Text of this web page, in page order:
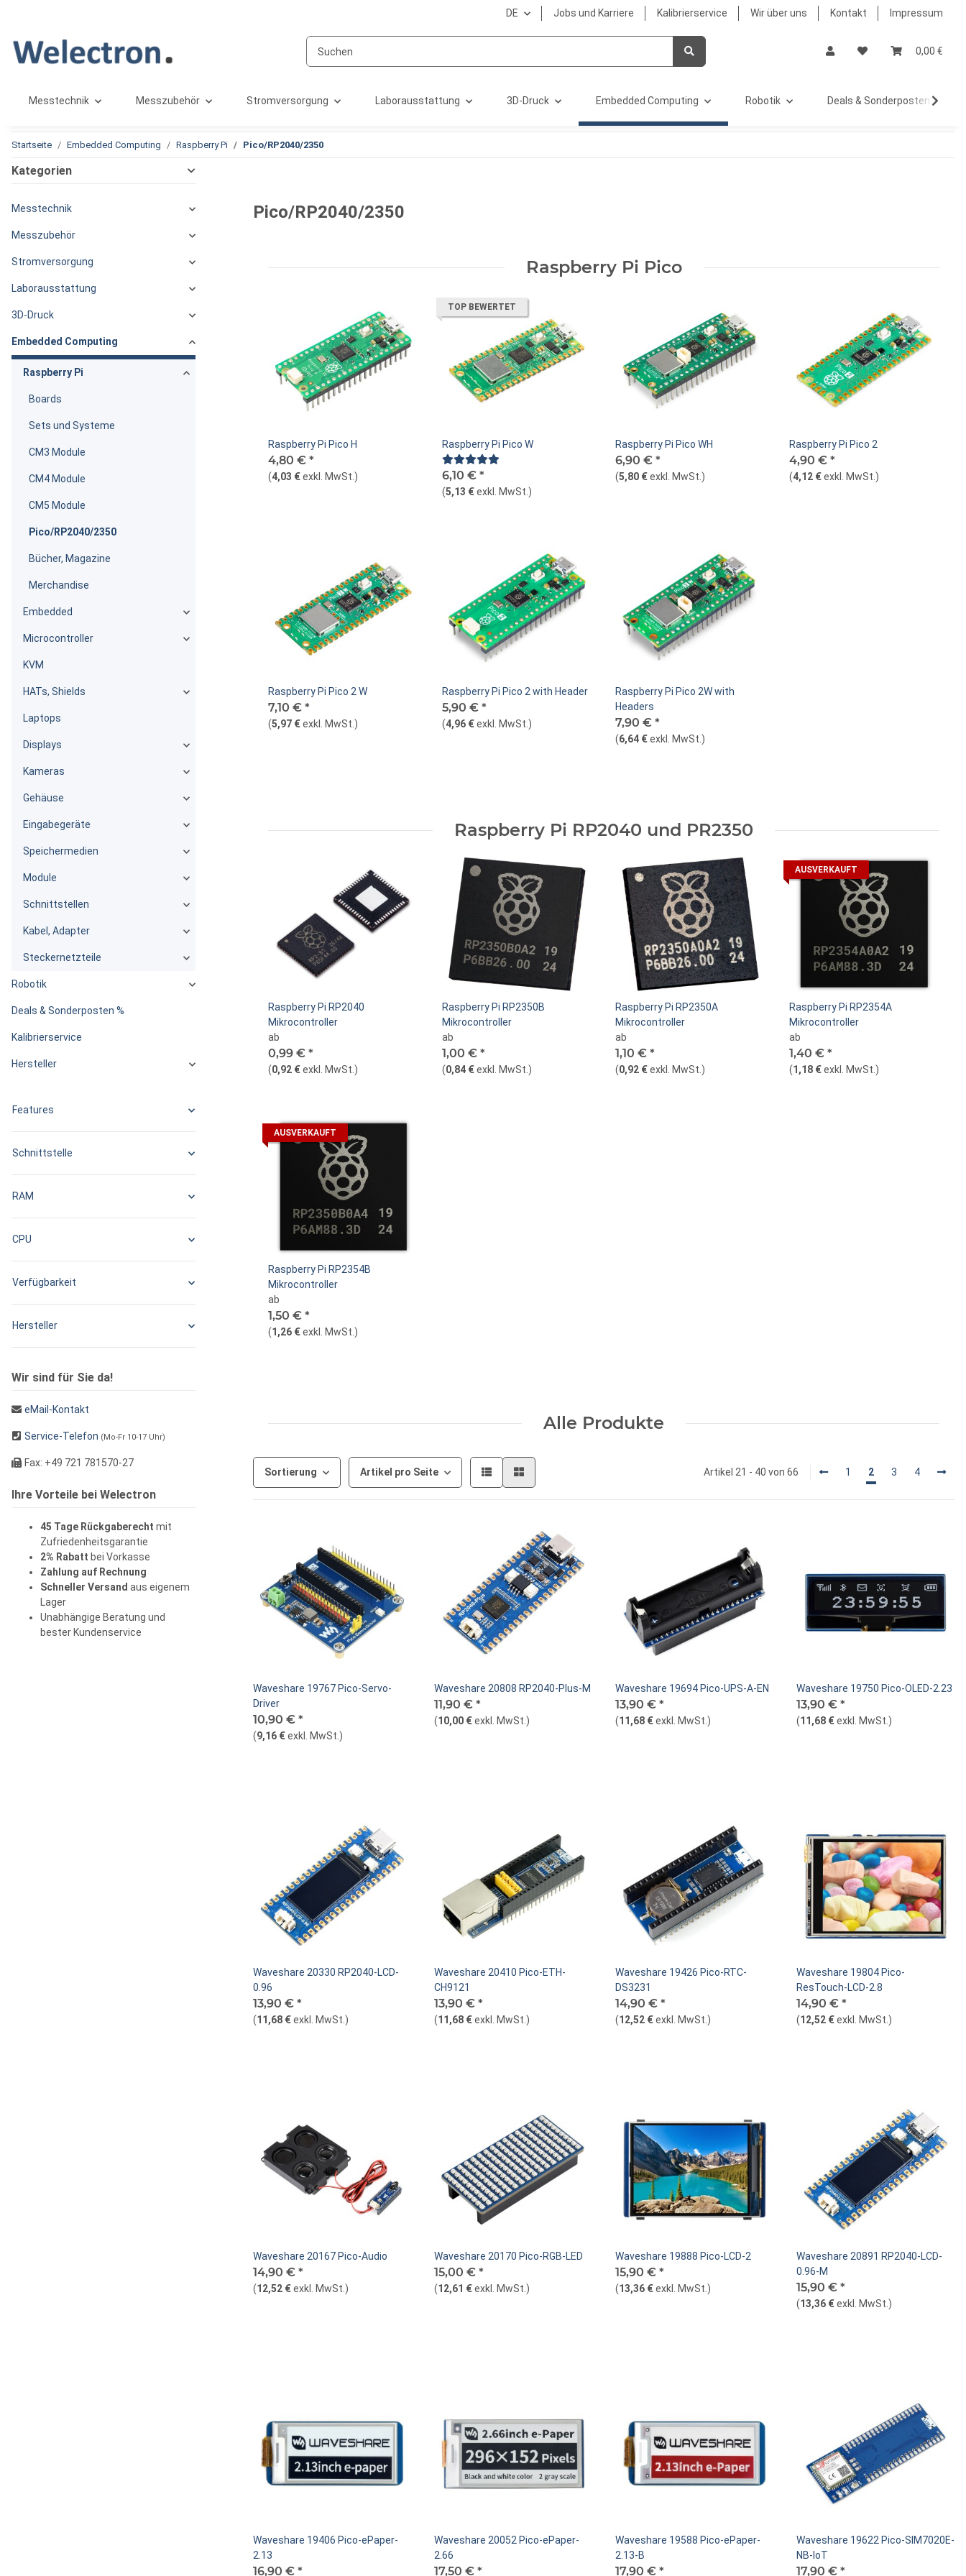
DE Jobs und Karriere Kalibrierservice Wir über uns Kontakt Impressum
0,00 €
Messtechnik Messzubehör Stromversorgung Laborausstattung 3D-Druck Embedded Computing Robotik Deals & Sonderposten %
Startseite Embedded Computing Raspberry Pi Pico/RP2040/2350
Pico/RP2040/2350
Raspberry Pi Pico
Raspberry Pi Pico H
4,80 € *
(4,03 €exkl. MwSt. )
TOP BEWERTET
Raspberry Pi Pico W
6,10 € *
(5,13 € exkl. MwSt. )
Raspberry Pi Pico WH
6,90 € *
(5,80 €exkl. MwSt. )
Raspberry Pi Pico 2
4,90 € *
(4,12 € exkl. MwSt. )
Raspberry Pi Pico 2 W
7,10 € *
(5,97 €exkl. MwSt. )
Raspberry Pi Pico 2 with Header
5,90 € *
(4,96 € exkl. MwSt. )
Raspberry Pi Pico 2W with
Headers
7,90 € *
(6,64 €exkl. MwSt. )
Raspberry Pi RP2040 und PR2350
Raspberry Pi RP2040
Mikrocontroller
ab
0,99 € *
(0,92 €exkl. MwSt. )
Raspberry Pi RP2350B
Mikrocontroller
ab
1,00 € *
(0,84 € exkl. MwSt. )
Raspberry Pi RP2350A
Mikrocontroller
ab
1,10 € *
(0,92 €exkl. MwSt. )
AUSVERKAUFT
Raspberry Pi RP2354A
Mikrocontroller
ab
1,40 € *
(1,18 € exkl. MwSt. )
AUSVERKAUFT
Raspberry Pi RP2354B
Mikrocontroller
ab
1,50 € *
(1,26 €exkl. MwSt. )
Alle Produkte
Sortierung Artikel pro Seite Artikel 21 - 40 von 66 1 2 3 4
Waveshare 19767 Pico-Servo-
Driver
10,90 € *
(9,16 €exkl. MwSt. )
Waveshare 20808 RP2040-Plus-M
11,90 € *
(10,00 €exkl. MwSt. )
Waveshare 19694 Pico-UPS-A-EN
13,90 € *
(11,68 €exkl. MwSt. )
Waveshare 19750 Pico-OLED-2.23
13,90 € *
(11,68 €exkl. MwSt. )
Waveshare 20330 RP2040-LCD-
0.96
13,90 € *
(11,68 €exkl. MwSt. )
Waveshare 20410 Pico-ETH-
CH9121
13,90 € *
(11,68 €exkl. MwSt. )
Waveshare 19426 Pico-RTC-
DS3231
14,90 € *
(12,52 €exkl. MwSt. )
Waveshare 19804 Pico-
ResTouch-LCD-2.8
14,90 € *
(12,52 €exkl. MwSt. )
Waveshare 20167 Pico-Audio
14,90 € *
(12,52 €exkl. MwSt. )
Waveshare 20170 Pico-RGB-LED
15,00 € *
(12,61 €exkl. MwSt. )
Waveshare 19888 Pico-LCD-2
15,90 € *
(13,36 €exkl. MwSt. )
Waveshare 20891 RP2040-LCD-
0.96-M
15,90 € *
(13,36 €exkl. MwSt. )
Waveshare 19406 Pico-ePaper-
2.13
16,90 € *
Waveshare 20052 Pico-ePaper-
2.66
17,50 € *
Waveshare 19588 Pico-ePaper-
2.13-B
17,90 € *
Waveshare 19622 Pico-SIM7020E-
NB-IoT
17,90 € *
Kategorien
Messtechnik
Messzubehör
Stromversorgung
Laborausstattung
3D-Druck
Embedded Computing
Raspberry Pi
Boards
Sets und Systeme
CM3 Module
CM4 Module
CM5 Module
Pico/RP2040/2350
Bücher, Magazine
Merchandise
Embedded
Microcontroller
KVM
HATs, Shields
Laptops
Displays
Kameras
Gehäuse
Eingabegeräte
Speichermedien
Module
Schnittstellen
Kabel, Adapter
Steckernetzteile
Robotik
Deals & Sonderposten %
Kalibrierservice
Hersteller
Features
Schnittstelle
RAM
CPU
Verfügbarkeit
Hersteller
Wir sind für Sie da!
eMail-Kontakt
Service-Telefon (Mo-Fr 10-17 Uhr)
Fax: +49 721 781570-27
Ihre Vorteile bei Welectron
45 Tage Rückgaberecht mit
Zufriedenheitsgarantie
2% Rabatt bei Vorkasse
Zahlung auf Rechnung
Schneller Versand aus eigenem
Lager
Unabhängige Beratung und
bester Kundenservice